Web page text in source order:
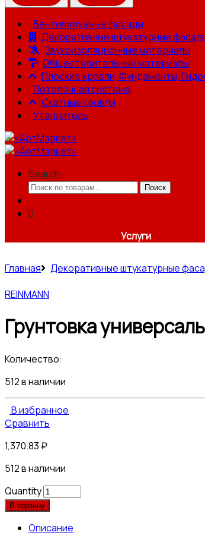
Вентилируемые фасады
Декоративные штукатурные
Звукоизоляционные материалы
Общестроительные материалы
Плоские кровли, Фундаменты,
Потолочная система
Скатные кровли
Утеплитель
Search
Искать:
Поиск
0
Услуги
Главная Декоративные штукатурные
REINMANN
Грунтовка
Количество:
512 в наличии
В избранное
Сравнить
1,370.83 ₽
512 в наличии
Quantity
В корзину
Описание